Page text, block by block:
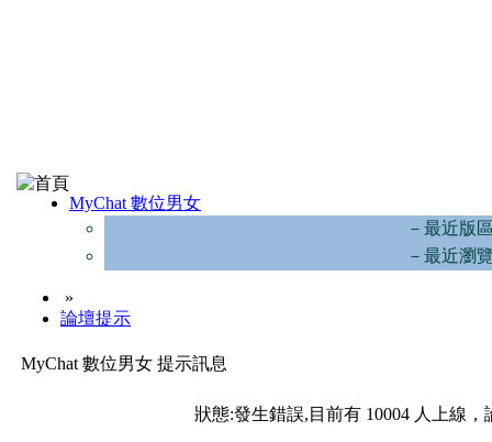
MyChat 數位男女
－最近版
－最近瀏
»
論壇提示
MyChat 數位男女 提示訊息
狀態:發生錯誤,目前有 10004 人上線